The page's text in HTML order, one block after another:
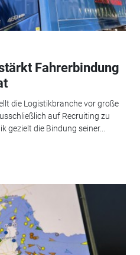
Fahrerbindung
die Logistikbranche vor große
auf Recruiting zu
die Bindung seiner...